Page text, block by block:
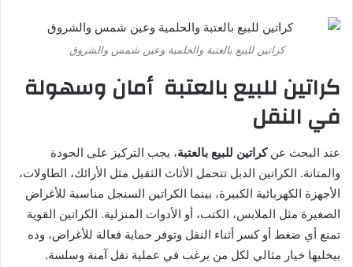
كراتين للبيع بالعتبة والحلمية وعين شمس والشروق
كراتين للبيع بالعتبة أمان وسهولة
في النقل
عند البحث عنكراتين للبيع بالعتبة، يجب التركيز على الجودة
والمتانة. الكراتين الدبل تتحمل الأثاث الثقيل مثل الأرائك، الطاولات،
الأجهزة الكهربائية الكبيرة، بينما الكراتين السنجل مناسبة للأغراض
الصغيرة مثل الملابس، الكتب، أو الأدوات المنزلية. الكراتين القوية
تمنع أي ضغط أو كسر أثناء النقل وتوفر حماية فعالة للأغراض، وده
بيخليها خيار مثالي لكل من يرغب في عملية نقل آمنة وسلسة.